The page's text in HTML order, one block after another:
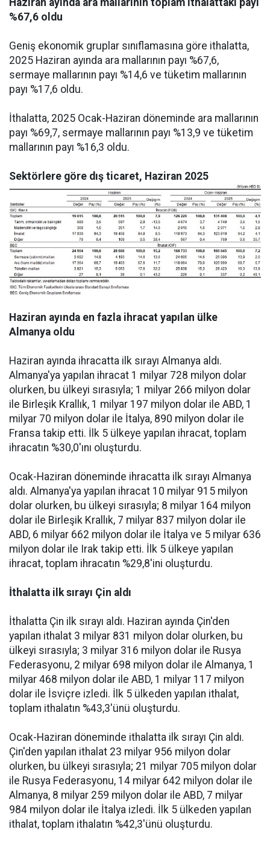
%67,6 oldu
Geniş ekonomik gruplar sınıflamasına göre ithalatta,
2025 Haziran ayında ara mallarının payı %67,6,
sermaye mallarının payı %14,6 ve tüketim mallarının
payı %17,6 oldu.
İthalatta, 2025 Ocak-Haziran döneminde ara mallarının
payı %69,7, sermaye mallarının payı %13,9 ve tüketim
mallarının payı %16,3 oldu.
Sektörlere göre dış ticaret, Haziran 2025
Haziran ayında en fazla ihracat yapılan ülke
Almanya oldu
Haziran ayında ihracatta ilk sırayı Almanya aldı.
Almanya'ya yapılan ihracat 1 milyar 728 milyon dolar
olurken, bu ülkeyi sırasıyla; 1 milyar 266 milyon dolar
ile Birleşik Krallık, 1 milyar 197 milyon dolar ile ABD, 1
milyar 70 milyon dolar ile İtalya, 890 milyon dolar ile
Fransa takip etti. İlk 5 ülkeye yapılan ihracat, toplam
ihracatın %30,0'ını oluşturdu.
Ocak-Haziran döneminde ihracatta ilk sırayı Almanya
aldı. Almanya'ya yapılan ihracat 10 milyar 915 milyon
dolar olurken, bu ülkeyi sırasıyla; 8 milyar 164 milyon
dolar ile Birleşik Krallık, 7 milyar 837 milyon dolar ile
ABD, 6 milyar 662 milyon dolar ile İtalya ve 5 milyar 636
milyon dolar ile Irak takip etti. İlk 5 ülkeye yapılan
ihracat, toplam ihracatın %29,8'ini oluşturdu.
İthalatta ilk sırayı Çin aldı
İthalatta Çin ilk sırayı aldı. Haziran ayında Çin'den
yapılan ithalat 3 milyar 831 milyon dolar olurken, bu
ülkeyi sırasıyla; 3 milyar 316 milyon dolar ile Rusya
Federasyonu, 2 milyar 698 milyon dolar ile Almanya, 1
milyar 468 milyon dolar ile ABD, 1 milyar 117 milyon
dolar ile İsviçre izledi. İlk 5 ülkeden yapılan ithalat,
toplam ithalatın %43,3'ünü oluşturdu.
Ocak-Haziran döneminde ithalatta ilk sırayı Çin aldı.
Çin'den yapılan ithalat 23 milyar 956 milyon dolar
olurken, bu ülkeyi sırasıyla; 21 milyar 705 milyon dolar
ile Rusya Federasyonu, 14 milyar 642 milyon dolar ile
Almanya, 8 milyar 259 milyon dolar ile ABD, 7 milyar
984 milyon dolar ile İtalya izledi. İlk 5 ülkeden yapılan
ithalat, toplam ithalatın %42,3'ünü oluşturdu.